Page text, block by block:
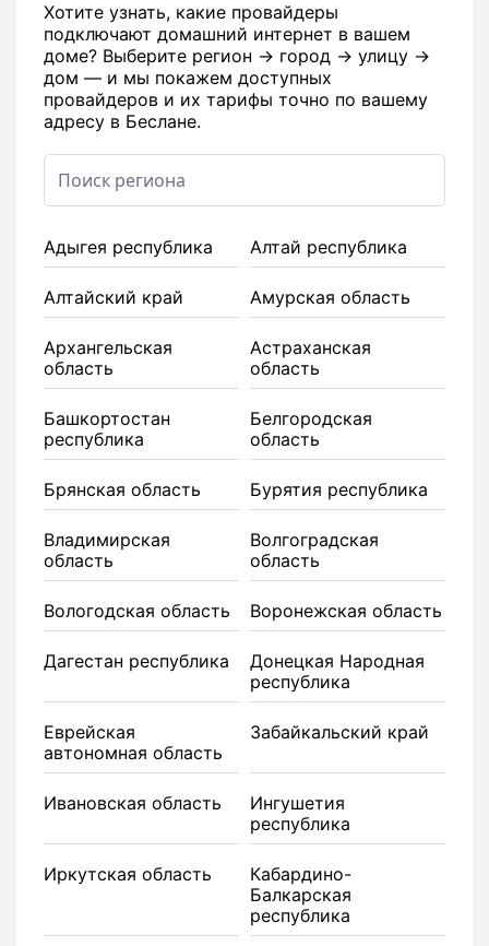
Хотите узнать, какие провайдеры
подключают домашний интернет в вашем
доме? Выберите регион → город → улицу →
дом — и мы покажем доступных
провайдеров и их тарифы точно по вашему
адресу в Беслане.
Адыгея республика Алтай республика
Алтайский край Амурская область
Архангельская
область
Астраханская
область
Башкортостан
республика
Белгородская
область
Брянская область Бурятия республика
Владимирская
область
Волгоградская
область
Вологодская область Воронежская область
Дагестан республика
Донецкая Народная
республика
Еврейская
автономная область
Забайкальский край
Ивановская область
Ингушетия
республика
Иркутская область
Кабардино-
Балкарская
республика